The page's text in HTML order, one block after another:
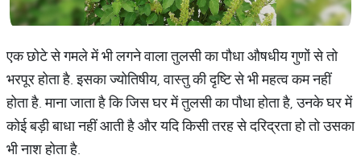
एक छोटे से गमले में भी लगने वाला तुलसी का पौधा औषधीय गुणों से तो
भरपूर होता है. इसका ज्योतिषीय, वास्तु की दृष्टि से भी महत्व कम नहीं
होता है. माना जाता है कि जिस घर में तुलसी का पौधा होता है, उनके घर में
कोई बड़ी बाधा नहीं आती है और यदि किसी तरह से दरिद्रता हो तो उसका
भी नाश होता है.